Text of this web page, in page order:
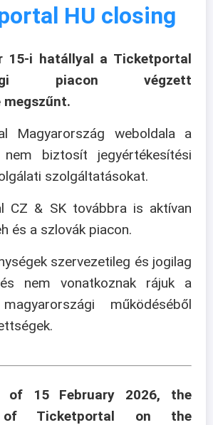
HU closing
15-i hatállyal a Ticketportal
piacon végzett
megszűnt.
Magyarország weboldala a
nem biztosít jegyértékesítési
szolgáltatásokat.
CZ & SK továbbra is aktívan
és a szlovák piacon.
szervezetileg és jogilag
és nem vonatkoznak rájuk a
működéséből
of 15 February 2026, the
of Ticketportal on the